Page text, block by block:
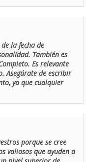
la fecha de
También es
Es relevante
Asegúrate de escribir
ya que cualquier
porque se cree
valiosos que ayuden a